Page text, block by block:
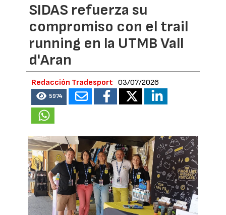
SIDAS refuerza su
compromiso con el trail
running en la UTMB Vall
d'Aran
Redacción Tradesport 03/07/2026
5974